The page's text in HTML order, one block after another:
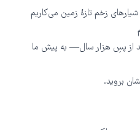
زخم تازهٔ زمین می‌کاریم
از پسِ هزار سال— به پیش ما
بروید.